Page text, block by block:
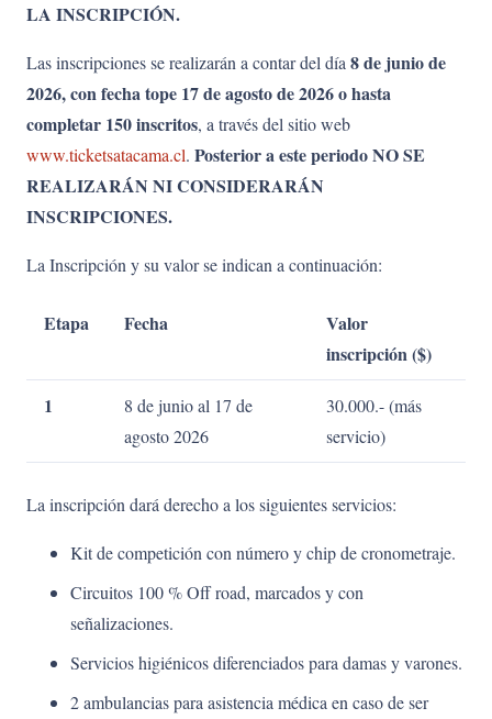
LA INSCRIPCIÓN.
Las inscripciones se realizarán a contar del día 8 de junio de
2026, con fecha tope 17 de agosto de 2026 o hasta
completar 150 inscritos, a través del sitio web
www.ticketsatacama.cl. Posterior a este periodo NO SE
REALIZARÁN NI CONSIDERARÁN
INSCRIPCIONES.
La Inscripción y su valor se indican a continuación:
Etapa Fecha
Valor
inscripción ($)
1
8 de junio al 17 de
agosto 2026
30.000.- (más
servicio)
La inscripción dará derecho a los siguientes servicios:
Kit de competición con número y chip de cronometraje.
Circuitos 100 % Off road, marcados y con
señalizaciones.
Servicios higiénicos diferenciados para damas y varones.
2 ambulancias para asistencia médica en caso de ser